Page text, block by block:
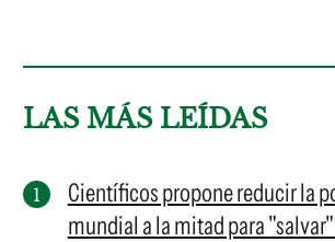
LAS MÁS LEÍDAS
Científicos propone reducir la
mundial a la mitad para